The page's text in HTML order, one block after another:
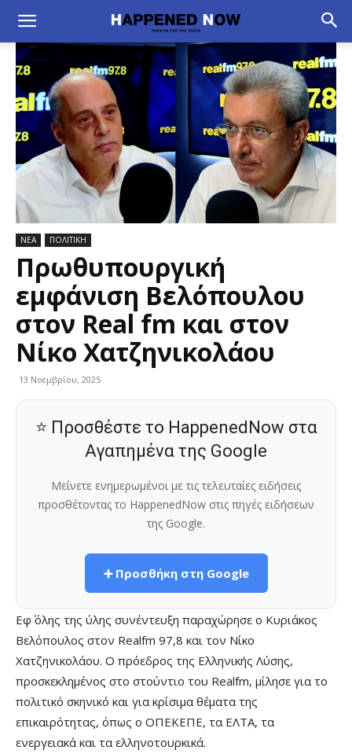
ΝΕΑ ΠΟΛΙΤΙΚΗ
Πρωθυπουργική
εμφάνιση Βελόπουλου
στον Real fm και στον
Νίκο Χατζηνικολάου
13 Νοεμβρίου, 2025
⭐ Προσθέστε το HappenedNow στα
Αγαπημένα της Google
Μείνετε ενημερωμένοι με τις τελευταίες ειδήσεις
προσθέτοντας το HappenedNow στις πηγές ειδήσεων
της Google.
➕ Προσθήκη στη Google
Εφ΄ όλης της ύλης συνέντευξη παραχώρησε ο Κυριάκος
Βελόπουλος στον Realfm 97,8 και τον Νίκο
Χατζηνικολάου. Ο πρόεδρος της Ελληνικής Λύσης,
προσκεκλημένος στο στούντιο του Realfm, μίλησε για το
πολιτικό σκηνικό και για κρίσιμα θέματα της
επικαιρότητας, όπως ο ΟΠΕΚΕΠΕ, τα ΕΛΤΑ, τα
ενεργειακά και τα ελληνοτουρκικά.